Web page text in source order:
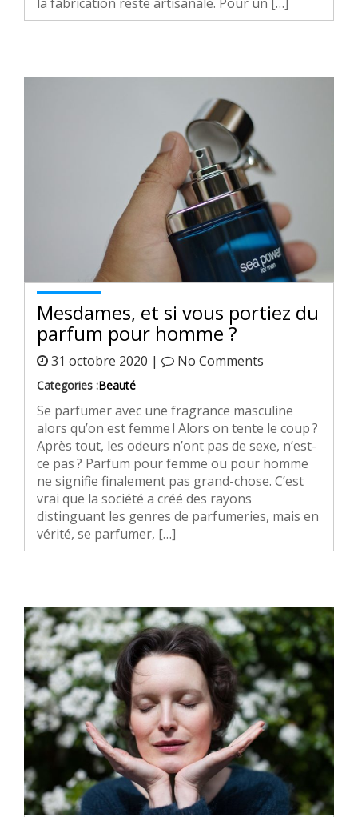
Mesdames, et si vous portiez du
parfum pour homme ?
31 octobre 2020 | No Comments
Categories :Beauté
Se parfumer avec une fragrance masculine
alors qu’on est femme ! Alors on tente le coup ?
Après tout, les odeurs n’ont pas de sexe, n’est-
ce pas ? Parfum pour femme ou pour homme
ne signifie finalement pas grand-chose. C’est
vrai que la société a créé des rayons
distinguant les genres de parfumeries, mais en
vérité, se parfumer, […]